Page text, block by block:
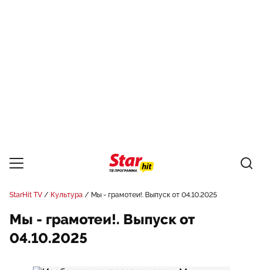
StarHit TV Культура Мы - грамотеи!. Выпуск от 04.10.2025
Мы - грамотеи!. Выпуск от
04.10.2025